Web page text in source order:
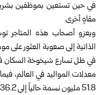
في حين تستعين بموظفين
مقاهٍ أخرى.‏
ويعزو أصحاب هذه المتاجر
الذاتية إلى صعوبة العثور على
في ظل تسارع شيخوخة السكان
معدلات المواليد في ‏العالم،
51.8 مليون نسمة حالياً إلى 36.2 مليوناً بحلول عام 2072.‏